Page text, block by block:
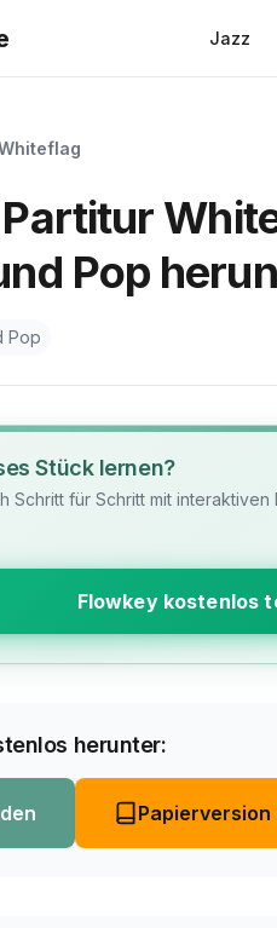
Jazz
Partitur
Pop
Pop
Stück lernen?
Schritt für Schritt mit
Flowkey kostenlos
herunter:
Papierversion